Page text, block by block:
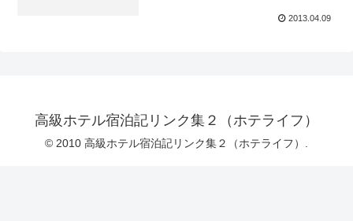
2013.04.09
高級ホテル宿泊記リンク集２（ホテライフ）
© 2010 高級ホテル宿泊記リンク集２（ホテライフ）.